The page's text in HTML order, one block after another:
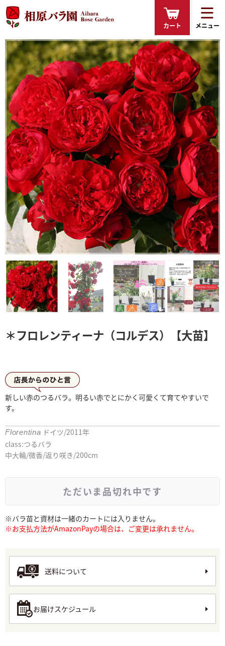
カート メニュー
＊フロレンティーナ（コルデス）【大苗】
店長からひとこと
新しい赤のつるバラ。明るい赤でとにかく可愛くて育てやすいで
す。
Florentina ドイツ/2011年
class:つるバラ
中大輪/微香/返り咲き/200cm
ただいま品切れ中です
※バラ苗と資材は一緒のカートには入りません。
※お支払方法がAmazonPayの場合は、ご変更は承れません。
送料について
お届けスケジュール